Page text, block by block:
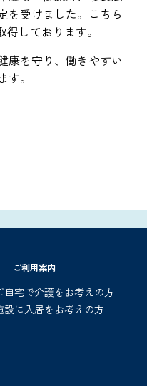
を受けました。こちら
しております。
康を守り、働きやすい
。
ご利用案内
自宅で介護をお考えの方
設に入居をお考えの方